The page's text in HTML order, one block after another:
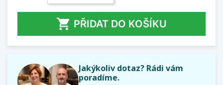
 PŘIDAT DO KOŠÍKU
Jakýkoliv dotaz? Rádi vám
poradíme.